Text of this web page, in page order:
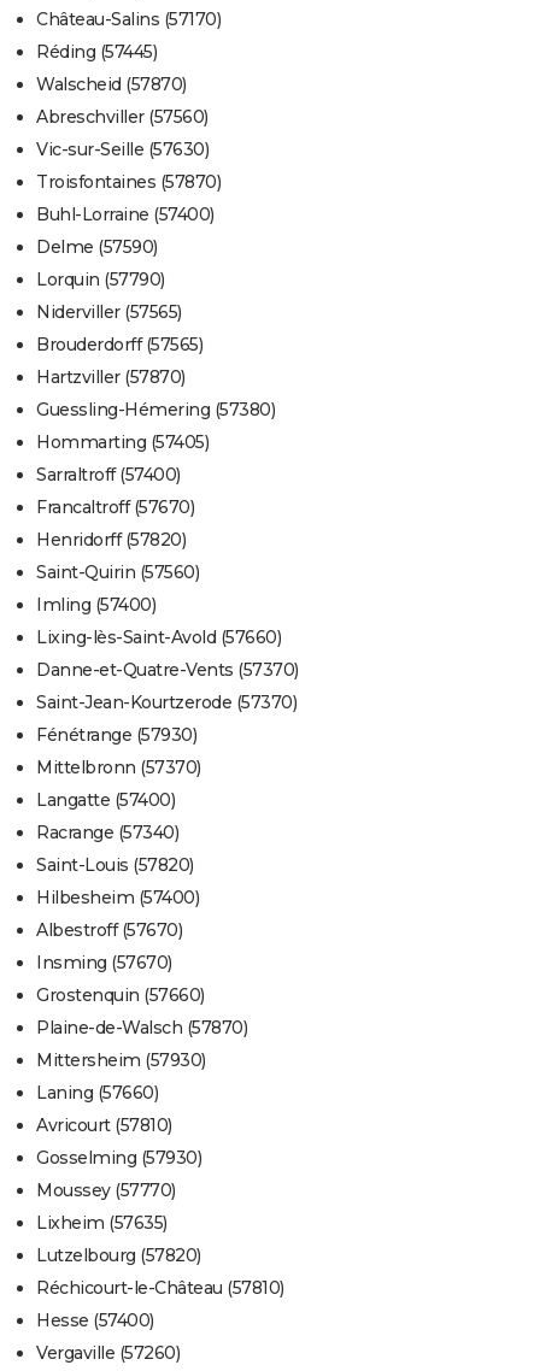
Château-Salins (57170)
Réding (57445)
Walscheid (57870)
Abreschviller (57560)
Vic-sur-Seille (57630)
Troisfontaines (57870)
Buhl-Lorraine (57400)
Delme (57590)
Lorquin (57790)
Niderviller (57565)
Brouderdorff (57565)
Hartzviller (57870)
Guessling-Hémering (57380)
Hommarting (57405)
Sarraltroff (57400)
Francaltroff (57670)
Henridorff (57820)
Saint-Quirin (57560)
Imling (57400)
Lixing-lès-Saint-Avold (57660)
Danne-et-Quatre-Vents (57370)
Saint-Jean-Kourtzerode (57370)
Fénétrange (57930)
Mittelbronn (57370)
Langatte (57400)
Racrange (57340)
Saint-Louis (57820)
Hilbesheim (57400)
Albestroff (57670)
Insming (57670)
Grostenquin (57660)
Plaine-de-Walsch (57870)
Mittersheim (57930)
Laning (57660)
Avricourt (57810)
Gosselming (57930)
Moussey (57770)
Lixheim (57635)
Lutzelbourg (57820)
Réchicourt-le-Château (57810)
Hesse (57400)
Vergaville (57260)